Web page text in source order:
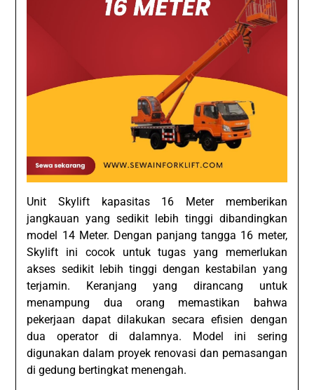
Unit Skylift kapasitas 16 Meter memberikan
jangkauan yang sedikit lebih tinggi dibandingkan
model 14 Meter. Dengan panjang tangga 16 meter,
Skylift ini cocok untuk tugas yang memerlukan
akses sedikit lebih tinggi dengan kestabilan yang
terjamin. Keranjang yang dirancang untuk
menampung dua orang memastikan bahwa
pekerjaan dapat dilakukan secara efisien dengan
dua operator di dalamnya. Model ini sering
digunakan dalam proyek renovasi dan pemasangan
di gedung bertingkat menengah.